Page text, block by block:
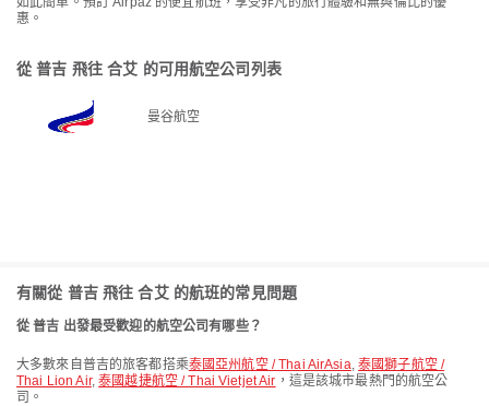
惠。
從 普吉 飛往 合艾 的可用航空公司列表
曼谷航空
有關從 普吉 飛往 合艾 的航班的常見問題
從 普吉 出發最受歡迎的航空公司有哪些？
大多數來自普吉的旅客都搭乘泰國亞州航空 / Thai AirAsia,泰國獅子航空 /
Thai Lion Air,泰國越捷航空 / Thai Vietjet Air ，這是該城市最熱門的航空公
司。